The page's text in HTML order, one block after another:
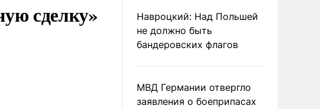
сделку»
Навроцкий: Над Польшей
не должно быть
бандеровских флагов
МВД Германии отвергло
заявления о боеприпасах